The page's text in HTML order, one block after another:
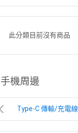
此分類目前沒有商品
手機周邊
Type-C 傳輸/充電線